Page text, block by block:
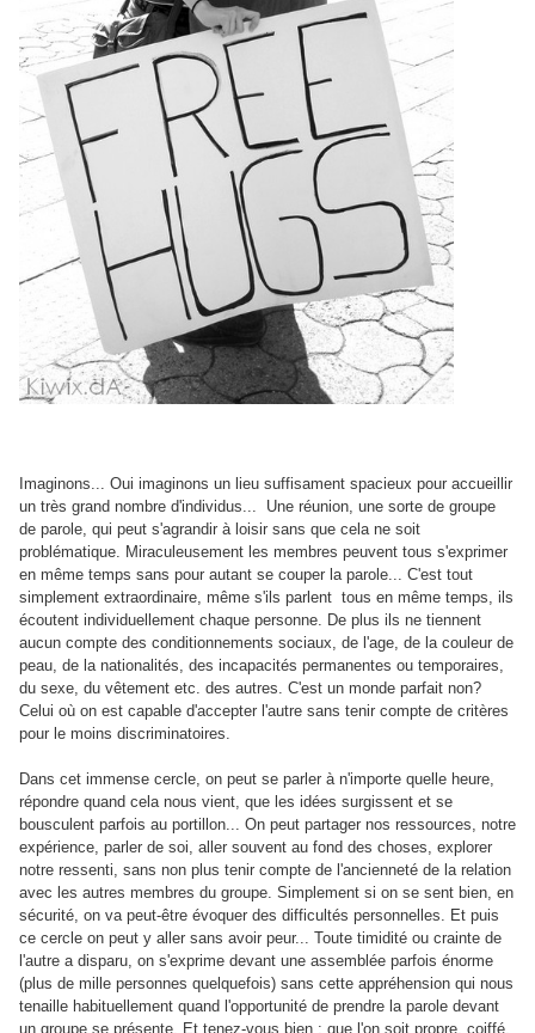
Imaginons... Oui imaginons un lieu suffisament spacieux pour accueillir
un très grand nombre d'individus... Une réunion, une sorte de groupe
de parole, qui peut s'agrandir à loisir sans que cela ne soit
problématique. Miraculeusement les membres peuvent tous s'exprimer
en même temps sans pour autant se couper la parole... C'est tout
simplement extraordinaire, même s'ils parlent tous en même temps, ils
écoutent individuellement chaque personne. De plus ils ne tiennent
aucun compte des conditionnements sociaux, de l'age, de la couleur de
peau, de la nationalités, des incapacités permanentes ou temporaires,
du sexe, du vêtement etc. des autres. C'est un monde parfait non?
Celui où on est capable d'accepter l'autre sans tenir compte de critères
pour le moins discriminatoires.
Dans cet immense cercle, on peut se parler à n'importe quelle heure,
répondre quand cela nous vient, que les idées surgissent et se
bousculent parfois au portillon... On peut partager nos ressources, notre
expérience, parler de soi, aller souvent au fond des choses, explorer
notre ressenti, sans non plus tenir compte de l'ancienneté de la relation
avec les autres membres du groupe. Simplement si on se sent bien, en
sécurité, on va peut-être évoquer des difficultés personnelles. Et puis
ce cercle on peut y aller sans avoir peur... Toute timidité ou crainte de
l'autre a disparu, on s'exprime devant une assemblée parfois énorme
(plus de mille personnes quelquefois) sans cette appréhension qui nous
tenaille habituellement quand l'opportunité de prendre la parole devant
un groupe se présente. Et tenez-vous bien : que l'on soit propre, coiffé,